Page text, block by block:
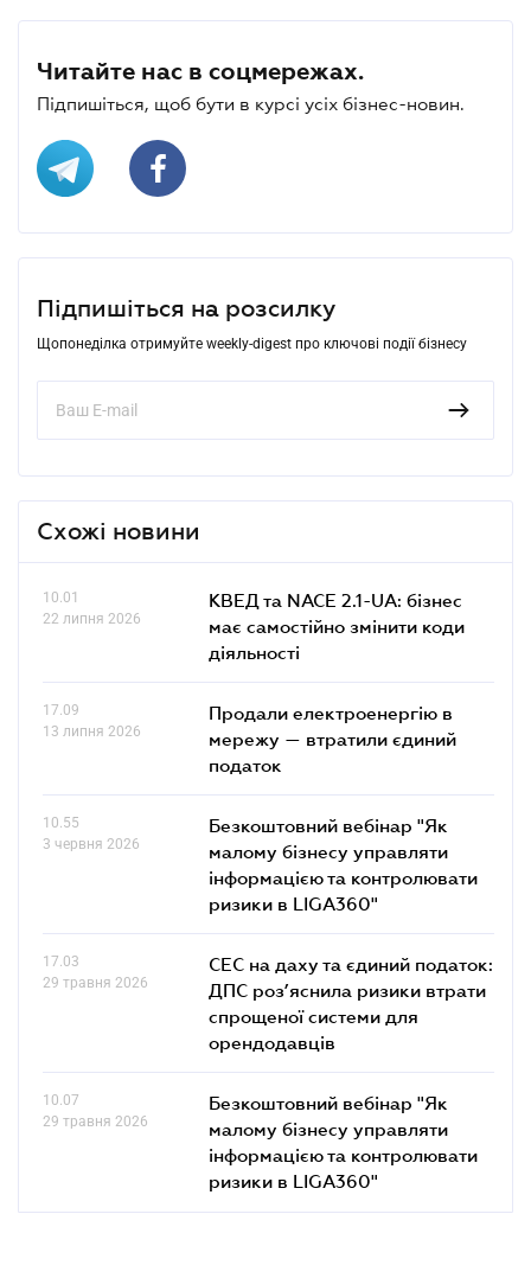
Читайте нас в соцмережах.
Підпишіться, щоб бути в курсі усіх бізнес-новин.
Підпишіться на розсилку
Щопонеділка отримуйте weekly-digest про ключові події бізнесу
Схожі новини
10.01
22 липня 2026
КВЕД та NACE 2.1-UA: бізнес
має самостійно змінити коди
діяльності
17.09
13 липня 2026
Продали електроенергію в
мережу — втратили єдиний
податок
10.55
3 червня 2026
Безкоштовний вебінар "Як
малому бізнесу управляти
інформацією та контролювати
ризики в LIGA360"
17.03
29 травня 2026
СЕС на даху та єдиний податок:
ДПС роз’яснила ризики втрати
спрощеної системи для
орендодавців
10.07
29 травня 2026
Безкоштовний вебінар "Як
малому бізнесу управляти
інформацією та контролювати
ризики в LIGA360"